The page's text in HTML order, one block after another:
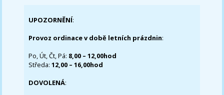
UPOZORNĚNÍ:
Provoz ordinace v době letních prázdnin:
Po, Út, Čt, Pá: 8,00 – 12,00hod
Středa:12,00 – 16,00hod
DOVOLENÁ: